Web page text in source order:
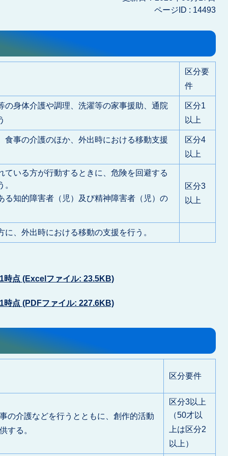
ページID : 14493
区分要
件
の身体介護や調理、洗濯等の家事援助、通院
区分1
以上
食事の介護のほか、外出時における移動支援
区分4
以上
ている方が行動するときに、危険を回避する
知的障害者（児）及び精神障害者（児）の
区分3
以上
に、外出時における移動の支援を行う。
時点 (Excelファイル: 23.5KB)
時点 (PDFファイル: 227.6KB)
区分要件
の介護などを行うとともに、創作的活動
する。
区分3以上
（50才以
上は区分2
以上）